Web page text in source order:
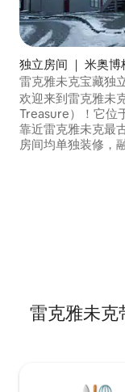
独立房间 ｜ 米奥博
雷克雅未克宝藏独
欢迎来到雷克雅未
Treasure）！它位
靠近雷克雅未克最
房间均单独装修，
雷克雅未克